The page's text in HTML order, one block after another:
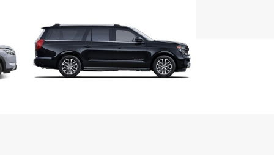
واستمتع برحلة لا تُنسى تجعلك تزور المدينة مرارًا